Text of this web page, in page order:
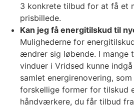
3 konkrete tilbud for at få et
prisbillede.
Kan jeg få energitilskud til
Mulighederne for
ændrer sig løbende. I
vinduer i Vridsed kunne
samlet energirenovering,
forskellige former for tilskud
håndværkere, du får tilbud